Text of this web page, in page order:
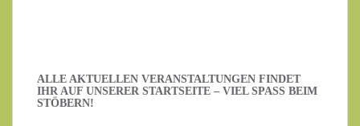
ALLE AKTUELLEN VERANSTALTUNGEN FINDET
IHR AUF UNSERER STARTSEITE – VIEL SPASS BEIM S
TÖBERN!